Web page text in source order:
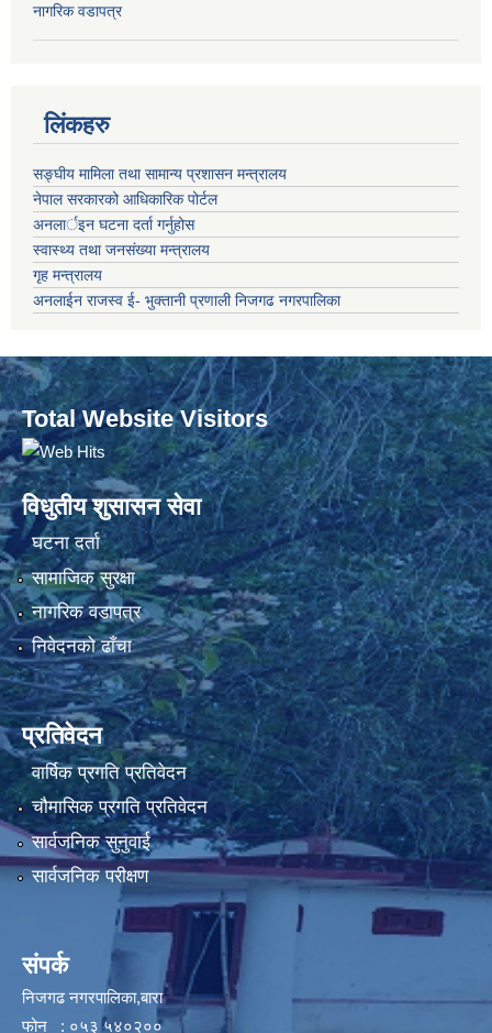
नागरिक वडापत्र
लिंकहरु
सङ्‍घीय मामिला तथा सामान्य प्रशासन मन्त्रालय
नेपाल सरकारको आधिकारिक पोर्टल
अनलार्इन घटना दर्ता गर्नुहोस
स्वास्थ्य तथा जनसंख्या मन्त्रालय
गृह मन्त्रालय
अनलाईन राजस्व ई- भुक्तानी प्रणाली निजगढ नगरपालिका
Total Website Visitors
विधुतीय शुसासन सेवा
घटना दर्ता
सामाजिक सुरक्षा
नागरिक वडापत्र
निवेदनको ढाँचा
प्रतिवेदन
वार्षिक प्रगति प्रतिवेदन
चौमासिक प्रगति प्रतिवेदन
सार्वजनिक सुनुवाई
सार्वजनिक परीक्षण
संपर्क
निजगढ नगरपालिका,बारा
फोन : ०५३ ५४०२००